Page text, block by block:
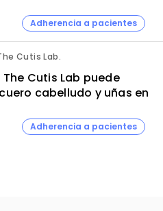
Adherencia a pacientes
Cutis Lab.
Cutis Lab puede
cabelludo y uñas en
Adherencia a pacientes